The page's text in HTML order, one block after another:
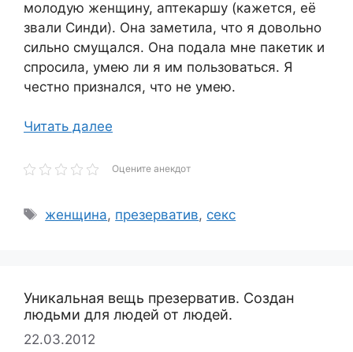
молодую женщину, аптекаршу (кажется, её
звали Синди). Она заметила, что я довольно
сильно смущался. Она подала мне пакетик и
спросила, умею ли я им пользоваться. Я
честно признался, что не умею.
Читать далее
Оцените анекдот
Метки
женщина, презерватив, секс
Уникальная вещь презерватив. Создан
людьми для людей от людей.
22.03.2012